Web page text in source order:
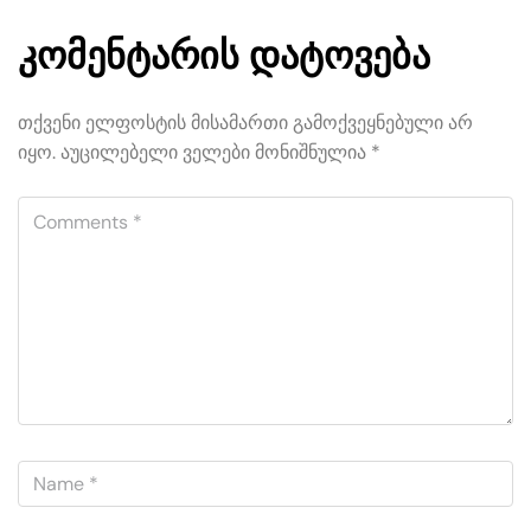
კომენტარის დატოვება
თქვენი ელფოსტის მისამართი გამოქვეყნებული არ
იყო.აუცილებელი ველები მონიშნულია *